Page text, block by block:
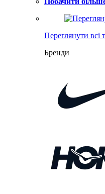
Переглянути всі
Бренди